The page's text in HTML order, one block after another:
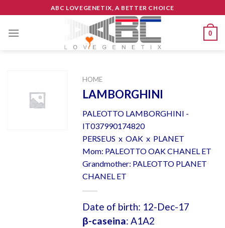
to
content
ABC LOVEGENETIX, A BETTER CHOICE
0
HOME
LAMBORGHINI
PALEOTTO LAMBORGHINI -
IT037990174820
PERSEUS x OAK x PLANET
Mom: PALEOTTO OAK CHANEL ET
Grandmother: PALEOTTO PLANET
CHANEL ET
Date of birth: 12-Dec-17
β-caseina: A1A2